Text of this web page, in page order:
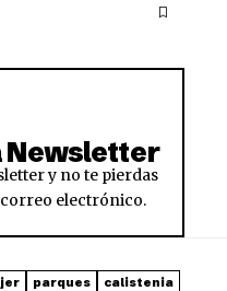
Newsletter
y no te pierdas
electrónico.
parques
calistenia